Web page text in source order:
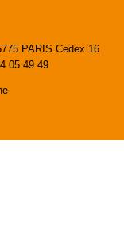
PARIS Cedex 16
05 49 49